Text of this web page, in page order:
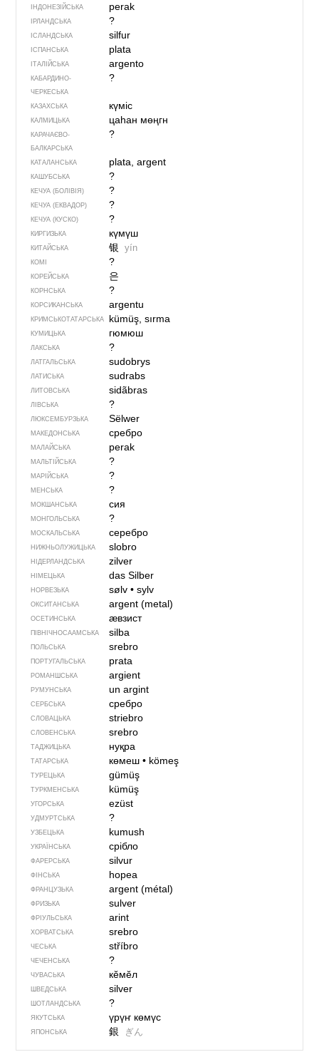
ІНДОНЕЗІЙСЬКА perak
ІРЛАНДСЬКА ?
ІСЛАНДСЬКА silfur
ІСПАНСЬКА plata
ІТАЛІЙСЬКА argento
КАБАРДИНО-
ЧЕРКЕСЬКА
?
КАЗАХСЬКА күміс
КАЛМИЦЬКА цаһан мөңгн
КАРАЧАЄВО-
БАЛКАРСЬКА
?
КАТАЛАНСЬКА plata, argent
КАШУБСЬКА ?
КЕЧУА (БОЛІВІЯ) ?
КЕЧУА (ЕКВАДОР) ?
КЕЧУА (КУСКО) ?
КИРГИЗЬКА күмүш
КИТАЙСЬКА 银 yín
КОМІ ?
КОРЕЙСЬКА 은
КОРНСЬКА ?
КОРСИКАНСЬКА argentu
КРИМСЬКОТАТАРСЬКА kümüş, sırma
КУМИЦЬКА гюмюш
ЛАКСЬКА ?
ЛАТГАЛЬСЬКА sudobrys
ЛАТИСЬКА sudrabs
ЛИТОВСЬКА sidãbras
ЛІВСЬКА ?
ЛЮКСЕМБУРЗЬКА Sëlwer
МАКЕДОНСЬКА сребро
МАЛАЙСЬКА perak
МАЛЬТІЙСЬКА ?
МАРІЙСЬКА ?
МЕНСЬКА ?
МОКШАНСЬКА сия
МОНГОЛЬСЬКА ?
МОСКАЛЬСЬКА серебро
НИЖНЬОЛУЖИЦЬКА slobro
НІДЕРЛАНДСЬКА zilver
НІМЕЦЬКА das Silber
НОРВЕЗЬКА sølv• sylv
ОКСИТАНСЬКА argent (metal)
ОСЕТИНСЬКА ӕвзист
ПІВНІЧНОСААМСЬКА silba
ПОЛЬСЬКА srebro
ПОРТУГАЛЬСЬКА prata
РОМАНШСЬКА argient
РУМУНСЬКА un argint
СЕРБСЬКА сребро
СЛОВАЦЬКА striebro
СЛОВЕНСЬКА srebro
ТАДЖИЦЬКА нуқра
ТАТАРСЬКА көмеш• kömeş
ТУРЕЦЬКА gümüş
ТУРКМЕНСЬКА kümüş
УГОРСЬКА ezüst
УДМУРТСЬКА ?
УЗБЕЦЬКА kumush
УКРАЇНСЬКА срібло
ФАРЕРСЬКА silvur
ФІНСЬКА hopea
ФРАНЦУЗЬКА argent (métal)
ФРИЗЬКА sulver
ФРІУЛЬСЬКА arint
ХОРВАТСЬКА srebro
ЧЕСЬКА stříbro
ЧЕЧЕНСЬКА ?
ЧУВАСЬКА кӗмӗл
ШВЕДСЬКА silver
ШОТЛАНДСЬКА ?
ЯКУТСЬКА үрүҥ көмүс
ЯПОНСЬКА 銀 ぎん